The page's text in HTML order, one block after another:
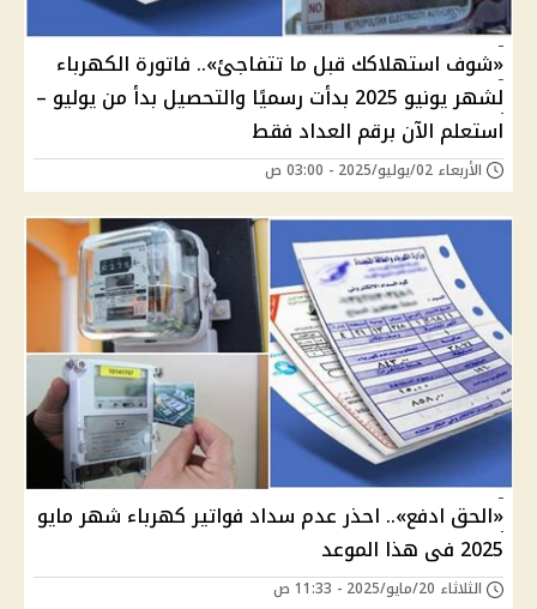
«شوف استهلاكك قبل ما تتفاجئ».. فاتورة الكهرباء
لشهر يونيو 2025 بدأت رسميًا والتحصيل بدأ من يوليو –
استعلم الآن برقم العداد فقط
الأربعاء 02/يوليو/2025 - 03:00 ص
«الحق ادفع».. احذر عدم سداد فواتير كهرباء شهر مايو
2025 فى هذا الموعد
الثلاثاء 20/مايو/2025 - 11:33 ص